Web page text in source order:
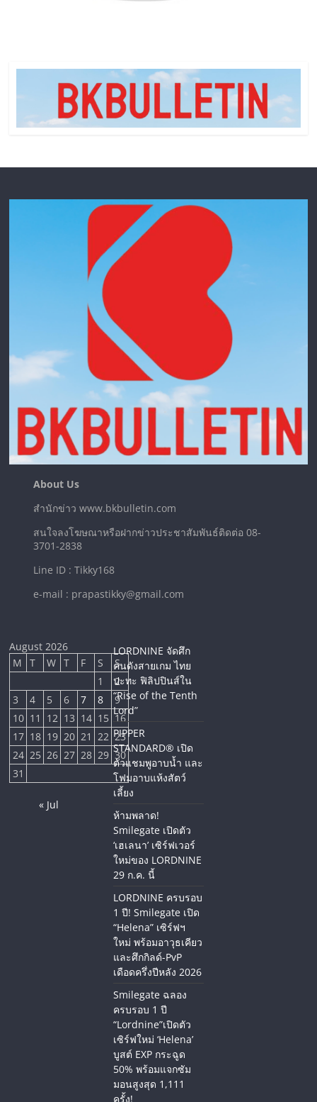
About Us
สำนักข่าว www.bkbulletin.com
สนใจลงโฆษณาหรือฝากข่าวประชาสัมพันธ์ติดต่อ 08-
3701-2838
Line ID : Tikky168
e-mail : prapastikky@gmail.com
August 2026
M
T W T F S
S
1
2
3
4 5 6 7 8
9
10 11 12 13 14 15 16
17 18 19 20 21 22 23
24 25 26 27 28 29 30
31
« Jul
LORDNINE จัดศึก
คนดังสายเกม ไทย
ปะทะ ฟิลิปปินส์ใน
“Rise of the Tenth
Lord”
PIPPER
STANDARD® เปิด
ตัวแชมพูอาบน้ำ และ
โฟมอาบแห้งสัตว์
เลี้ยง
ห้ามพลาด!
Smilegate เปิดตัว
‘เฮเลนา’ เซิร์ฟเวอร์
ใหม่ของ LORDNINE
29 ก.ค. นี้
LORDNINE ครบรอบ
1 ปี! Smilegate เปิด
“Helena” เซิร์ฟฯ
ใหม่ พร้อมอาวุธเคียว
และศึกกิลด์-PvP
เดือดครึ่งปีหลัง 2026
Smilegate ฉลอง
ครบรอบ 1 ปี
“Lordnine”เปิดตัว
เซิร์ฟใหม่ ‘Helena’
บูสต์ EXP กระฉูด
50% พร้อมแจกซัม
มอนสูงสุด 1,111
ครั้ง!